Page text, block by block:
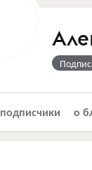
подписчики о